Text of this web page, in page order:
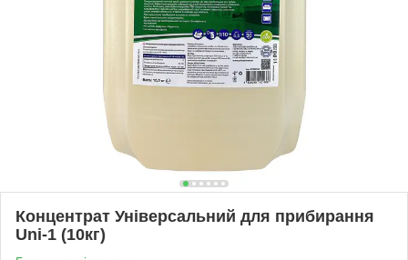
Концентрат Універсальний для прибирання
Uni-1 (10кг)